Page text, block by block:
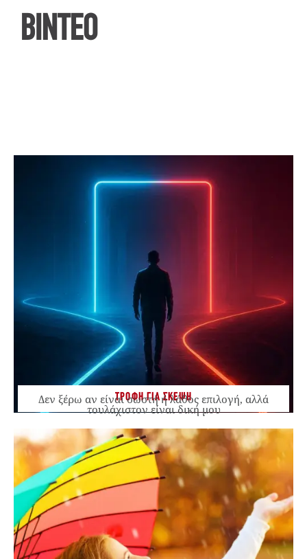
ΒΙΝΤΕΟ
ΤΡΟΦΗ ΓΙΑ ΣΚΕΨΗ
Δεν ξέρω αν είναι σωστή ή λάθος επιλογή, αλλά
τουλάχιστον είναι δική μου